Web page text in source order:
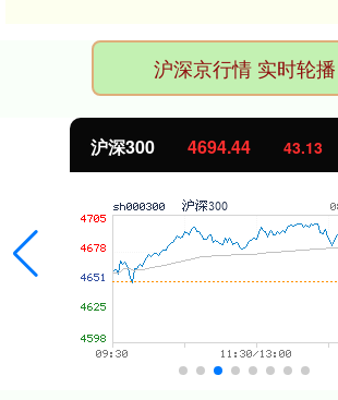
沪深京行情 实时轮播
沪深300 4694.44 43.13